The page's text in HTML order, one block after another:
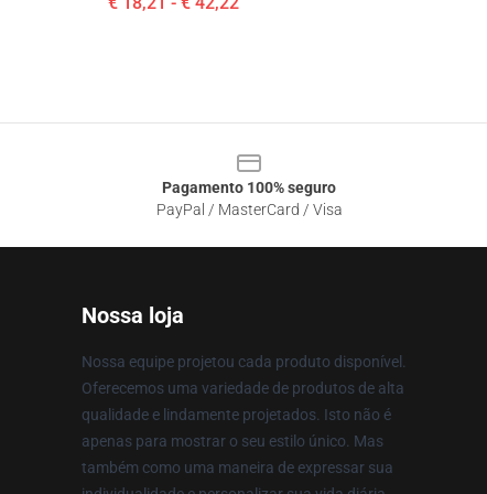
Pagamento 100% seguro
PayPal / MasterCard / Visa
Nossa loja
Nossa equipe projetou cada produto disponível.
Oferecemos uma variedade de produtos de alta
qualidade e lindamente projetados. Isto não é
apenas para mostrar o seu estilo único. Mas
também como uma maneira de expressar sua